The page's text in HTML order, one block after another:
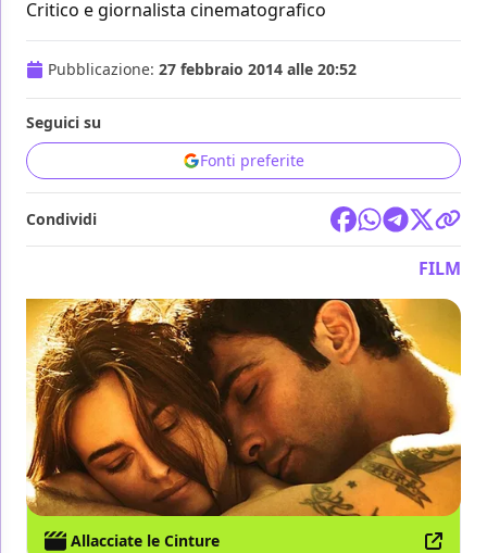
Critico e giornalista cinematografico
Pubblicazione: 27 febbraio 2014 alle 20:52
Seguici su
Fonti preferite
Condividi
FILM
Allacciate le Cinture